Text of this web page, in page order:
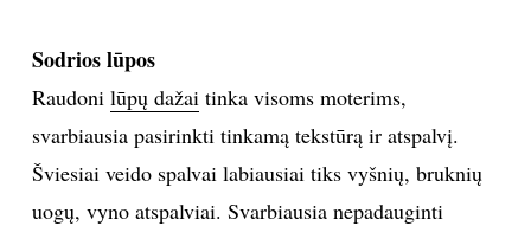
Sodrios lūpos
Raudoni lūpų dažaitinka visoms moterims,
svarbiausia pasirinkti tinkamą tekstūrą ir atspalvį.
Šviesiai veido spalvai labiausiai tiks vyšnių, bruknių
uogų, vyno atspalviai. Svarbiausia nepadauginti